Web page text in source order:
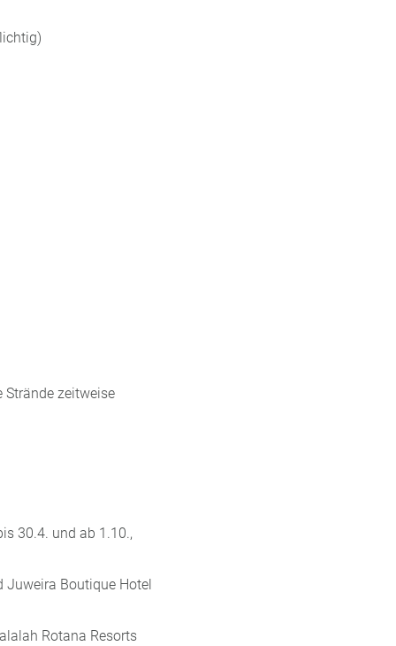
zeitweise
30.4. und ab 1.10.,
Juweira Boutique Hotel
Rotana Resorts